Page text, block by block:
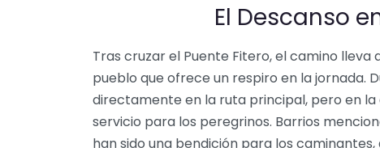
El Descanso
Tras cruzar el Puente Fitero, el camino lleva
pueblo que ofrece un respiro en la jornada.
directamente en la ruta principal, pero en
servicio para los peregrinos. Barrios
han sido una bendición para los